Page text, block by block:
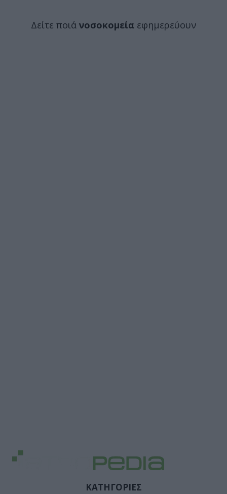
Δείτε ποιά νοσοκομεία εφημερεύουν
ΚΑΤΗΓΟΡΙΕΣ